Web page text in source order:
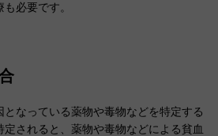
必要です。
なっている薬物や毒物などを特定する
定されると、薬物や毒物などによる貧血